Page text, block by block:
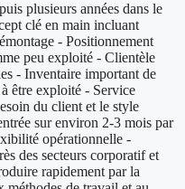
plusieurs années dans le
clé en main incluant
- Positionnement
peu exploité - Clientèle
- Inventaire important de
être exploité - Service
du client et le style
sur environ 2-3 mois par
opérationnelle -
des secteurs corporatif et
rapidement par la